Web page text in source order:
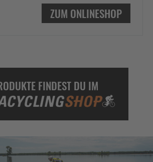
ZUM ONLINESHOP
FINDEST DU IM